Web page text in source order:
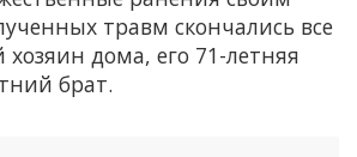
травм скончались все
хозяин дома, его 71-летняя
брат.